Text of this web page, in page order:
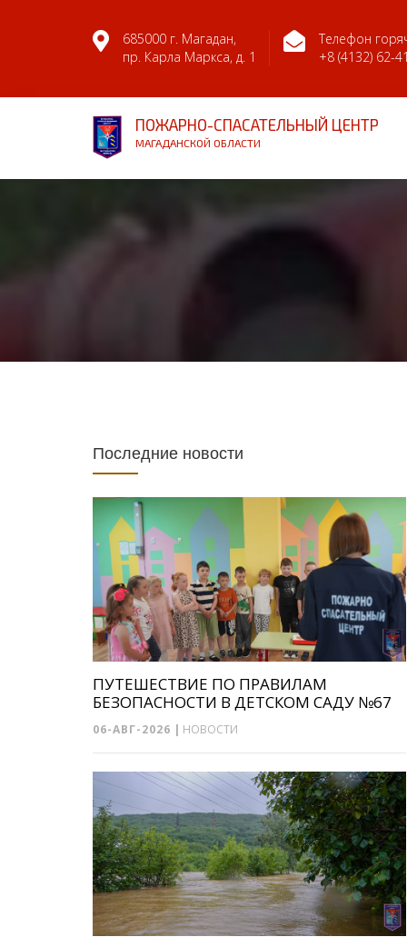
685000 г. Магадан,
пр. Карла Маркса, д. 1
Телефон
+8 (4132) 62-
ПОЖАРНО-СПАСАТЕЛЬНЫЙ ЦЕНТР
МАГАДАНСКОЙ ОБЛАСТИ
Последние новости
ПУТЕШЕСТВИЕ ПО ПРАВИЛАМ
БЕЗОПАСНОСТИ В ДЕТСКОМ САДУ №67
06-АВГ-2026 | НОВОСТИ